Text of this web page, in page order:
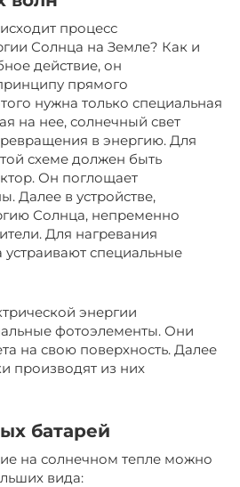
процесс
Солнца на Земле? Как и
действие, он
прямого
нужна только специальная
на нее, солнечный свет
в энергию. Для
схеме должен быть
Он поглощает
Далее в устройстве,
Солнца, непременно
Для нагревания
устраивают специальные
энергии
фотоэлементы. Они
на свою поверхность. Далее
производят из них
батарей
на солнечном тепле можно
вида: